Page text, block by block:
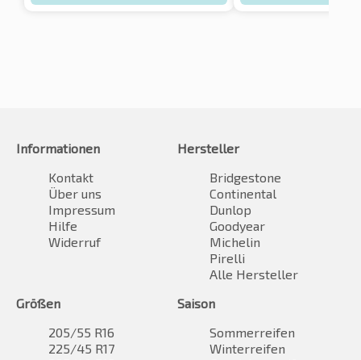
Informationen
Kontakt
Über uns
Impressum
Hilfe
Widerruf
Hersteller
Bridgestone
Continental
Dunlop
Goodyear
Michelin
Pirelli
Alle Hersteller
Größen
205/55 R16
225/45 R17
Saison
Sommerreifen
Winterreifen